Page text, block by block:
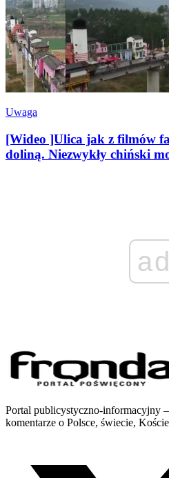
Uwaga
[Wideo ]Ulica jak z filmów
doliną. Niezwykły chiński
ad
Portal publicystyczno-informacyjny
komentarze o Polsce, świecie,